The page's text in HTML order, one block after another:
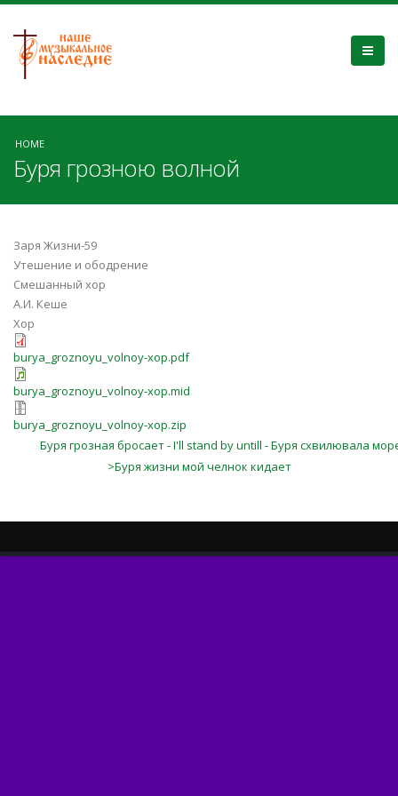
HOME
Буря грозною волной
Заря Жизни-59
Утешение и ободрение
Смешанный хор
А.И. Кеше
Хор
burya_groznoyu_volnoy-xop.pdf
burya_groznoyu_volnoy-xop.mid
burya_groznoyu_volnoy-xop.zip
Буря грозная бросает - I'll stand by untill - Буря схвилювала
>Буря жизни мой челнок кидает